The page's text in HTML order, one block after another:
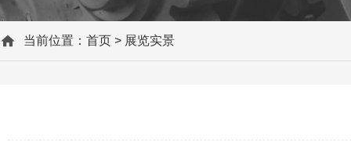
当前位置： 首页 > 展览实景